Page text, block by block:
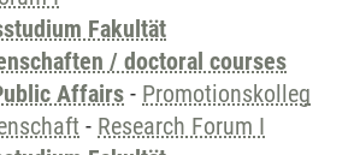
Fakultät
/ doctoral courses
Affairs - Promotionskolleg
- Research Forum I